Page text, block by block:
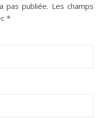
pas publiée. Les champs
*